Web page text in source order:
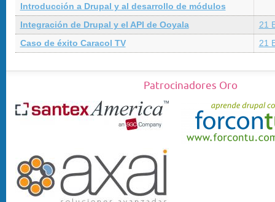
Introducción a Drupal y al desarrollo de módulos
Integración de Drupal y el API de Ooyala
21
Caso de éxito Caracol TV
21
Patrocinadores Oro